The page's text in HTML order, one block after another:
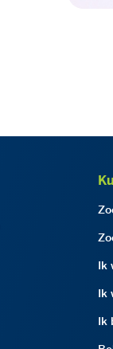
Ik
Ik
Ik